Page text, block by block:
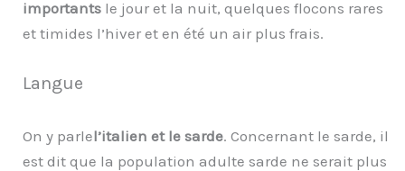
importants le jour et la nuit, quelques flocons rares
et timides l’hiver et en été un air plus frais.
Langue
On y parlel’italien et le sarde. Concernant le sarde, il
est dit que la population adulte sarde ne serait plus